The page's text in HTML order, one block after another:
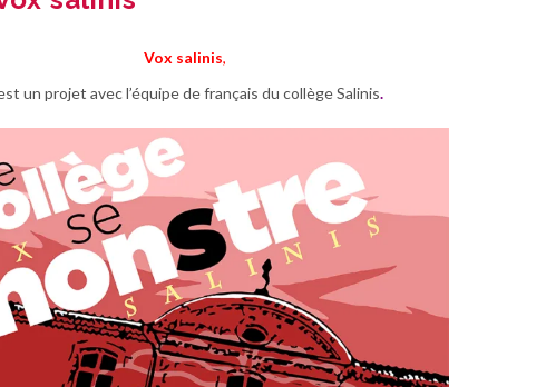
Vox salinis,
un projet avec l’équipe de français du collège Salinis.